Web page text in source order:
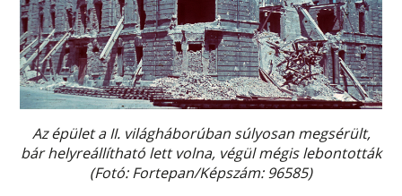
Az épület a II. világháborúban súlyosan megsérült,
bár helyreállítható lett volna, végül mégis lebontották
(Fotó: Fortepan/Képszám: 96585)